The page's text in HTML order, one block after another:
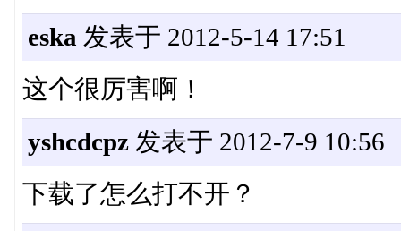
eska 发表于 2012-5-14 17:51
这个很厉害啊！
yshcdcpz发表于 2012-7-9 10:56
下载了怎么打不开？